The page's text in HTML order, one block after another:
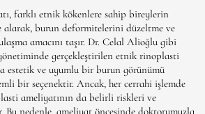
farklı etnik kökenlere sahip bireylerin
burun deformitelerini düzeltme ve
amacını taşır. Dr. Celal Alioğlu gibi
gerçekleştirilen etnik rinoplasti
estetik ve uyumlu bir burun görünümü
bir seçenektir. Ancak, her cerrahi işlemde
ameliyatının da belirli riskleri ve
Bu nedenle, ameliyat öncesinde doktorumuzla